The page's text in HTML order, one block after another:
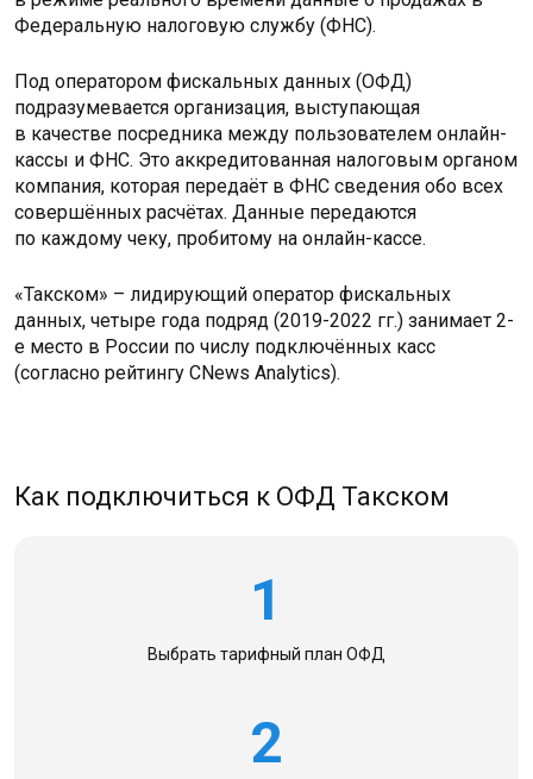
Федеральную налоговую службу (ФНС).
Под оператором фискальных данных (ОФД)
подразумевается организация, выступающая
в качестве посредника между пользователем онлайн-
кассы и ФНС. Это аккредитованная налоговым органом
компания, которая передаёт в ФНС сведения обо всех
совершённых расчётах. Данные передаются
по каждому чеку, пробитому на онлайн-кассе.
«Такском» – лидирующий оператор фискальных
данных, четыре года подряд (2019-2022 гг.) занимает 2-
е место в России по числу подключённых касс
(согласно рейтингу CNews Analytics).
Как подключиться к ОФД Такском
1
Выбрать тарифный план ОФД
2